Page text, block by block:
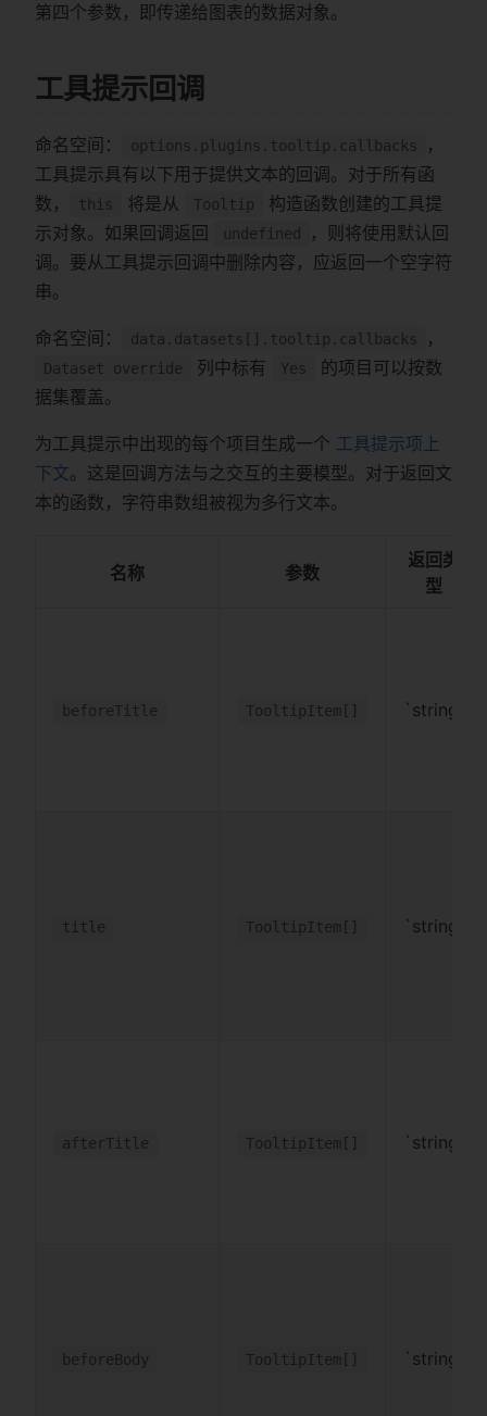
第四个参数，即传递给图表的数据对象。
工具提示回调
命名空间： options.plugins.tooltip.callbacks
，
工具提示具有以下用于提供文本的回调。对于所有函
数，
this 将是从 Tooltip
构造函数创建的工具提
示对象。如果回调返回
undefined
，则将使用默认回
调。要从工具提示回调中删除内容，应返回一个空字符
串。
命名空间： data.datasets[].tooltip.callbacks ，
Dataset override 列中标有 Yes
的项目可以按数
据集覆盖。
为工具提示中出现的每个项目生成一个 工具提示项上
下文。这是回调方法与之交互的主要模型。对于返回文
本的函数，字符串数组被视为多行文本。
名称 参数
返回类
型
beforeTitle TooltipItem[] `string
title TooltipItem[] `string
afterTitle TooltipItem[] `string
beforeBody TooltipItem[] `string